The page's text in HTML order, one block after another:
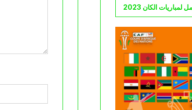
لمباريات الكان 2023